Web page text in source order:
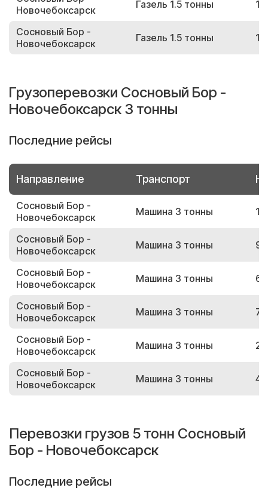
Новочебоксарск
Газель 1.5 тонны
Сосновый Бор -
Новочебоксарск
Газель 1.5 тонны
Грузоперевозки Сосновый Бор -
Новочебоксарск 3 тонны
Последние рейсы
Направление Транспорт
Сосновый Бор -
Новочебоксарск
Машина 3 тонны
Сосновый Бор -
Новочебоксарск
Машина 3 тонны
Сосновый Бор -
Новочебоксарск
Машина 3 тонны
Сосновый Бор -
Новочебоксарск
Машина 3 тонны
Сосновый Бор -
Новочебоксарск
Машина 3 тонны
Сосновый Бор -
Новочебоксарск
Машина 3 тонны
Перевозки грузов 5 тонн Сосновый
Бор - Новочебоксарск
Последние рейсы